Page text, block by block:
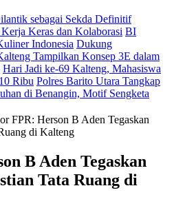
sebagai Sekda Definitif
Keras dan Kolaborasi BI
Indonesia Dukung
Tampilkan Konsep 3E dalam
Hari Jadi ke-69 Kalteng, Mahasiswa
Ribu Polres Barito Utara Tangkap
di Benangin, Motif Sengketa
FPR: Herson B Aden Tegaskan
di Kalteng
B Aden Tegaskan
Tata Ruang di